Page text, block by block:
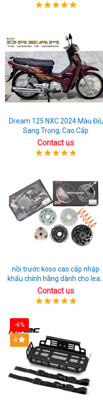
Dream 125 NXC 2024 Màu Đỏ,
Sang Trọng, Cao Cấp
Contact us
nồi trước koso cao cấp nhập
khẩu chính hãng dành cho lead
125
Contact us
-6%
4